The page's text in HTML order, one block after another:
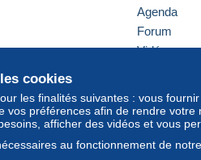
cookies
les finalités suivantes : vous
vos préférences afin de rendre
afficher des vidéos et vous
au fonctionnement de
Agenda
Forum
Vidéos
America/Indiana/Vevay Mode